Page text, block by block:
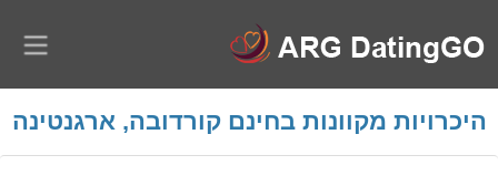
היכרויות מקוונות בחינם קורדובה, ארגנטינה